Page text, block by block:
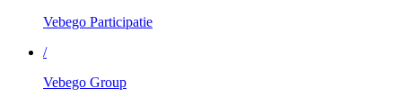
Vebego Participatie
/
Vebego Group